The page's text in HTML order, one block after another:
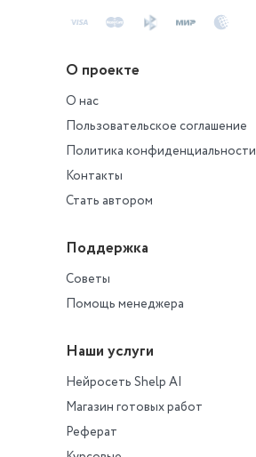
О проекте
О нас
Пользовательское соглашение
Политика конфиденциальности
Контакты
Стать автором
Поддержка
Советы
Помощь менеджера
Наши услуги
Нейросеть Shelp AI
Магазин готовых работ
Реферат